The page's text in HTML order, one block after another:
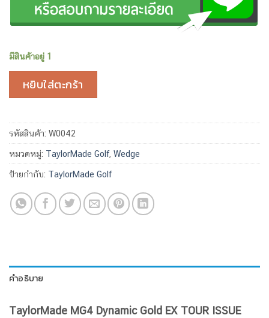
มีสินค้าอยู่ 1
หยิบใส่ตะกร้า
รหัสสินค้า: W0042
หมวดหมู่: TaylorMade Golf, Wedge
ป้ายกำกับ: TaylorMade Golf
คำอธิบาย
TaylorMade MG4 Dynamic Gold EX TOUR ISSUE